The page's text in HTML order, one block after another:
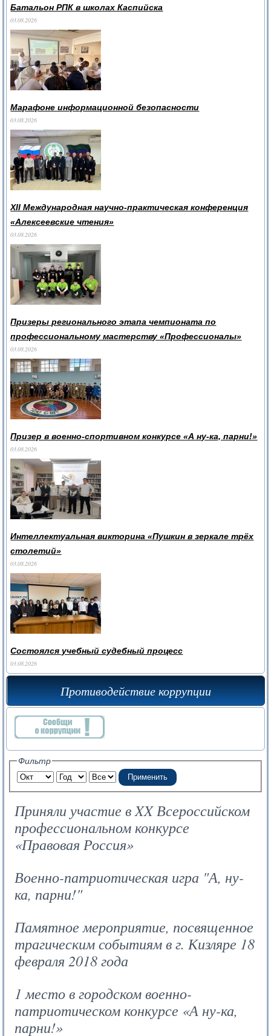
Батальон РПК в школах Каспийска
03.08.2026
Марафоне информационной безопасности
03.08.2026
XII Международная научно-практическая конференция
«Алексеевские чтения»
03.08.2026
Призеры регионального этапа чемпионата по
профессиональному мастерству «Профессионалы»
03.08.2026
Призер в военно-спортивном конкурсе «А ну-ка, парни!»
03.08.2026
Интеллектуальная викторина «Пушкин в зеркале трёх
столетий»
03.08.2026
Состоялся учебный судебный процесс
03.08.2026
Противодействие коррупции
Фильтр
Применить
Приняли участие в XX Всероссийском
профессиональном конкурсе
«Правовая Россия»
Военно-патриотическая игра "А, ну-
ка, парни!"
Памятное мероприятие, посвященное
трагическим событиям в г. Кизляре 18
февраля 2018 года
1 место в городском военно-
патриотическом конкурсе «А ну-ка,
парни!»